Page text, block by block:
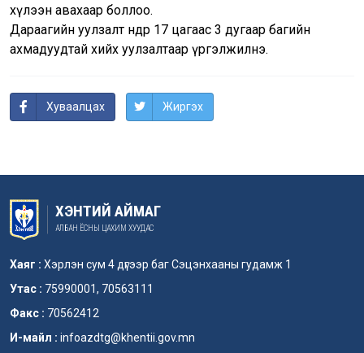
хүлээн авахаар боллоо.
Дараагийн уулзалт өнөөдөр 17 цагаас 3 дугаар багийн
ахмадуудтай хийх уулзалтаар үргэлжилнэ.
Хуваалцах Жиргэх
ХЭНТИЙ АЙМАГ
АЛБАН ЁСНЫ ЦАХИМ ХУУДАС
Хаяг : Хэрлэн сум 4 дүгээр баг Сэцэнхааны гудамж 1
Утас : 75990001, 70563111
Факс : 70562412
И-майл : infoazdtg@khentii.gov.mn